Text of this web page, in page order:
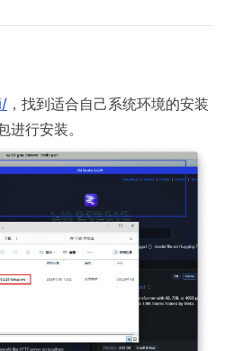
，找到适合自己系统环境的安装
进行安装。